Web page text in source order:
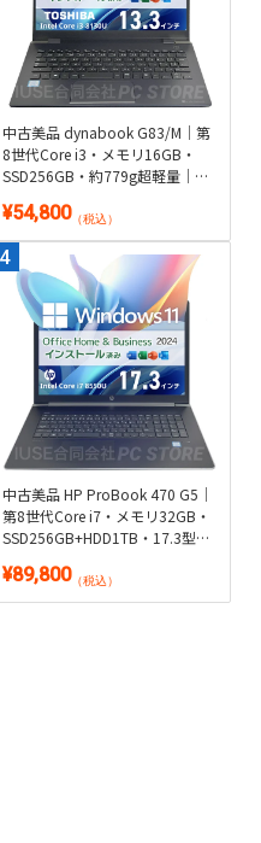
中古美品 dynabook G83/M｜第
8世代Core i3・メモリ16GB・
SSD256GB・約779g超軽量｜
2024付き
¥54,800（税込）
中古美品 HP ProBook 470 G5｜
第8世代Core i7・メモリ32GB・
SSD256GB+HDD1TB・17.3型
Microsoft Office 2024付き
¥89,800（税込）